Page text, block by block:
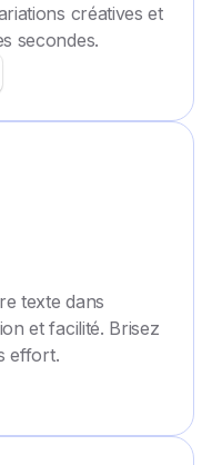
créatives et
secondes.
texte dans
et facilité. Brisez
effort.